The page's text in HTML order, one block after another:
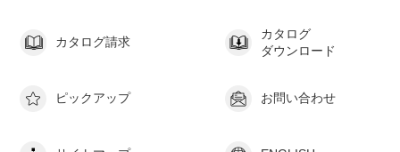
カタログ請求
カタログ
ダウンロード
ピックアップ お問い合わせ